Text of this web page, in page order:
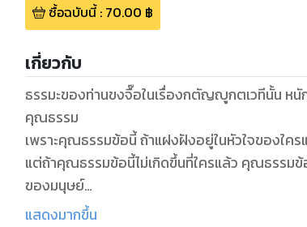
ซื้อฉบับนี้: 70.00 ฿
เกี่ยวกับ
ธรรมะของท่านขงจื๊อในเรื่องกตัญญูกตเวทีนั้น ห
คุณธรรม
เพราะคุณธรรมข้อนี้ ถ้าแฝงฝังอยู่ในหัวใจของใค
แต่ถ้าคุณธรรมข้อนี้ไม่เกิดขึ้นที่ใครแล้ว คุณธรรมข้
ของมนุษย์
ไม่มีอันใดล้ำเลิศไปกว่าความกตัญญูกตเวทีที่ลูก
แสดงมากขึ้น